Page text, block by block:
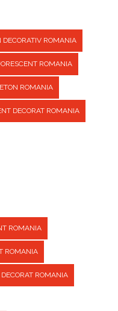
DECORATIV ROMANIA
ROMANIA
ROMANIA
DECORAT ROMANIA
ROMANIA
ROMANIA
DECORAT ROMANIA